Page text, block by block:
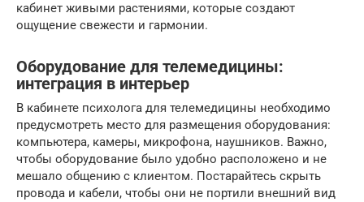
кабинет живыми растениями, которые создают
ощущение свежести и гармонии.
Оборудование для телемедицины:
интеграция в интерьер
В кабинете психолога для телемедицины необходимо
предусмотреть место для размещения оборудования:
компьютера, камеры, микрофона, наушников. Важно,
чтобы оборудование было удобно расположено и не
мешало общению с клиентом. Постарайтесь скрыть
провода и кабели, чтобы они не портили внешний вид